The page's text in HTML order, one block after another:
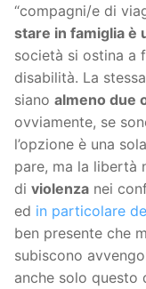
“compagni/e di
stare in famiglia è
società si ostina a
disabilità. La
siano almeno due
ovviamente, se
l’opzione è una
pare, ma la libertà
di violenza nei
ed in particolare
ben presente che
subiscono
anche solo